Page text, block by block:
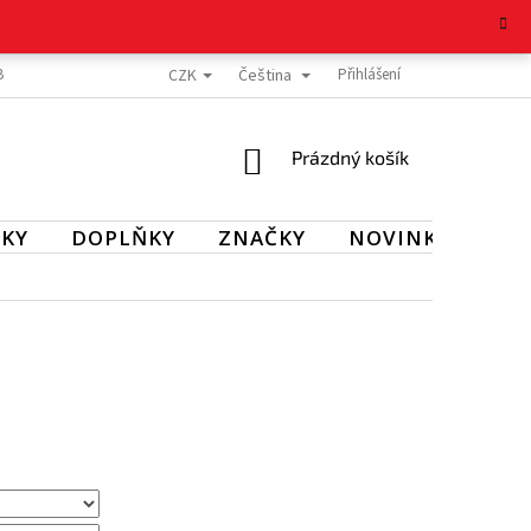
REKLAMAČNÍ ŘÁD OCHRANA OSOBNÍCH ÚDAJŮ
CZK Čeština Přihlášení
NÁKUPNÍ
Prázdný košík
DOPLŇKY ZNAČKY NOVINKY